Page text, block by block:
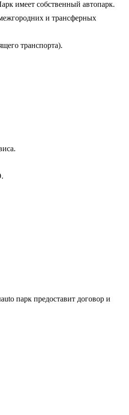
имеет собственный автопарк.
и трансферных
транспорта).
парк предоставит договор и